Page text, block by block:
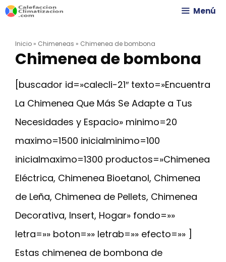
Saltar
contenido
Menú
Inicio » Chimeneas » Chimenea de bombona
Chimenea de bombona
[buscador id=»calecli-21″ texto=»Encuentra
La Chimenea Que Más Se Adapte a Tus
Necesidades y Espacio» minimo=20
maximo=1500 inicialminimo=100
inicialmaximo=1300 productos=»Chimenea
Eléctrica, Chimenea Bioetanol, Chimenea
de Leña, Chimenea de Pellets, Chimenea
Decorativa, Insert, Hogar» fondo=»»
letra=»» boton=»» letrab=»» efecto=»» ]
Estas chimenea de bombona de